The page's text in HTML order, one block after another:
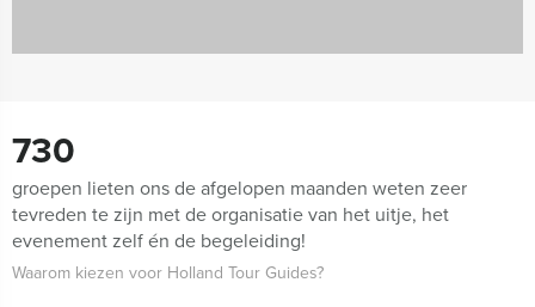
730
groepen lieten ons de afgelopen maanden weten zeer
tevreden te zijn met de organisatie van het uitje, het
evenement zelf én de begeleiding!
Waarom kiezen voor Holland Tour Guides?